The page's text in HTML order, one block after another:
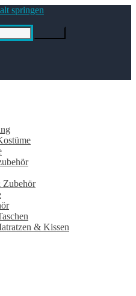
springen
Zubehör
& Kissen